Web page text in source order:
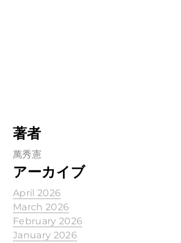
著者
萬秀憲
アーカイブ
April 2026
March 2026
February 2026
January 2026